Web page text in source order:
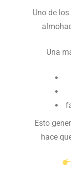
Uno de
Una
Esto
hace